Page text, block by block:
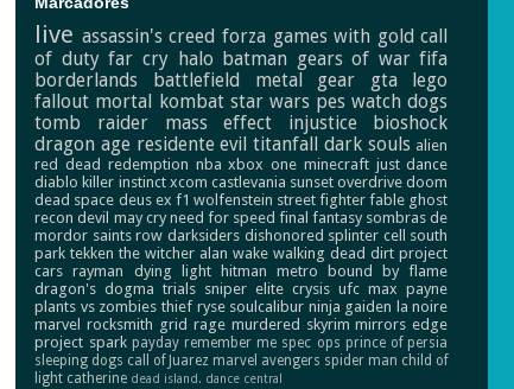
live assassin's creed forza games with gold call
of duty far cry halo batman gears of war fifa
borderlands
battlefield metal gear gta
lego
fallout mortal kombat star wars pes watch dogs
tomb raider
mass effect injustice
bioshock
dragon age residente evil titanfall dark souls alien
red dead redemption nba xbox one minecraft just dance
diablo killer instinct xcom castlevania sunset overdrive doom
dead space deus ex f1 wolfenstein street fighter fable ghost
recon devil may cry need for speed final fantasy sombras de
mordor saints row darksiders dishonored splinter cell south
park tekken the witcher alan wake walking dead dirt project
cars rayman dying light hitman metro
bound by flame
dragon's dogma trials sniper elite crysis ufc max payne
plants vs zombies thief ryse soulcalibur ninja gaiden la noire
marvel rocksmith grid rage murdered skyrim mirrors edge
project spark payday remember me spec ops prince of persia
sleeping dogs call of Juarez marvel avengers spider man child of
light catherine dead island. dance central